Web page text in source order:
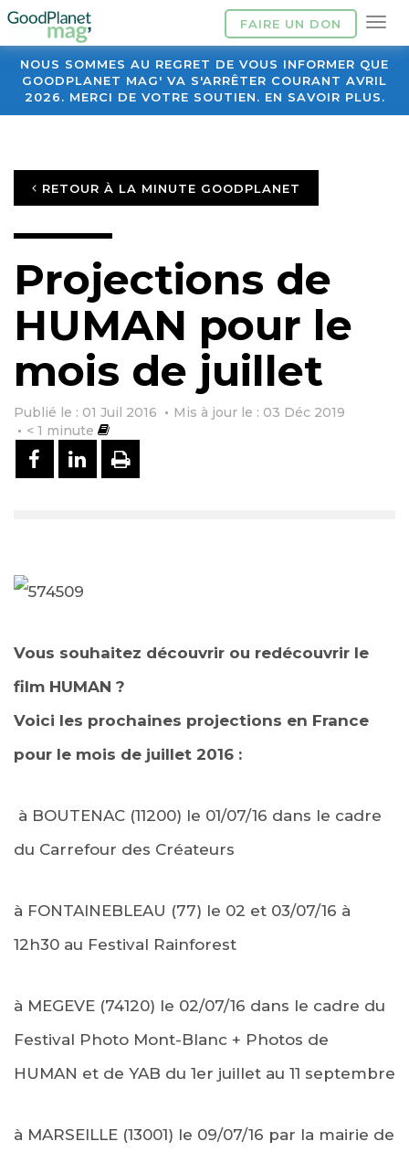
FAIRE UN DON
NOUS SOMMES AU REGRET DE VOUS INFORMER QUE
GOODPLANET MAG' VA S'ARRÊTER COURANT AVRIL
2026. MERCI DE VOTRE SOUTIEN. EN SAVOIR PLUS.
RETOUR À LA MINUTE GOODPLANET
Projections de
HUMAN pour le
mois de juillet
Publié le : 01 Juil 2016
Mis à jour le : 03 Déc 2019
< 1 minute
PARTAGER SUR FACEBOOK
PARTAGER SUR LINKEDIN
IMPRIMER
Vous souhaitez découvrir ou redécouvrir le
film HUMAN ?
Voici les prochaines projections en France
pour le mois de juillet 2016 :
à BOUTENAC (11200) le 01/07/16 dans le cadre
du Carrefour des Créateurs
à FONTAINEBLEAU (77) le 02 et 03/07/16 à
12h30 au Festival Rainforest
à MEGEVE (74120) le 02/07/16 dans le cadre du
Festival Photo Mont-Blanc + Photos de
HUMAN et de YAB du 1er juillet au 11 septembre
à MARSEILLE (13001) le 09/07/16 par la mairie de